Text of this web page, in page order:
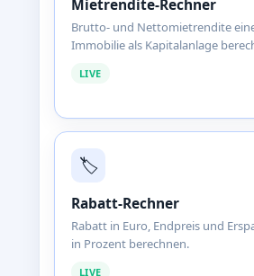
Mietrendite-Rechner
Brutto- und Nettomietrendite
Immobilie als Kapitalanlage
LIVE
🏷️
Rabatt-Rechner
Rabatt in Euro, Endpreis und
in Prozent berechnen.
LIVE